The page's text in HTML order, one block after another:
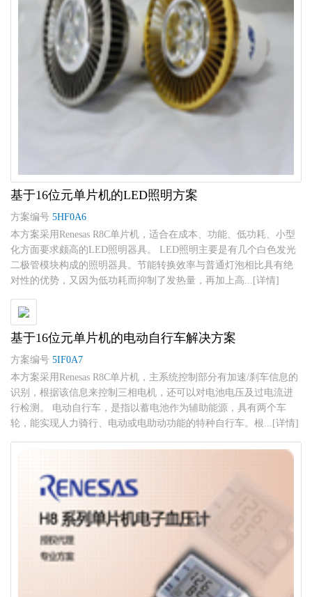
基于16位元单片机的LED照明方案
方案编号 5HF0A6
本方案采用Renesas R8C单片机，适合在成本、功能、低功耗、小型
化方面要求颇高的LED照明器具。 LED照明主要是有几个白色发光
二极管模块构成的照明器具。节能转换效率与普通灯泡相比具有绝
对性的优势，又因为低功耗而抑制了发热量，再加上高...[详情]
基于16位元单片机的电动自行车解决方案
方案编号 5IF0A7
本方案采用Renesas R8C单片机，主系统控制部分有加速/刹车信息的
识别，根据该信息来控制三相电机，还可以对电池电压及过电流进
行检测。 电动自行车，是指以蓄电池作为辅助能源，具有两个车
轮，能实现人力骑行、电动或电助动功能的特种自行车。根...[详情]